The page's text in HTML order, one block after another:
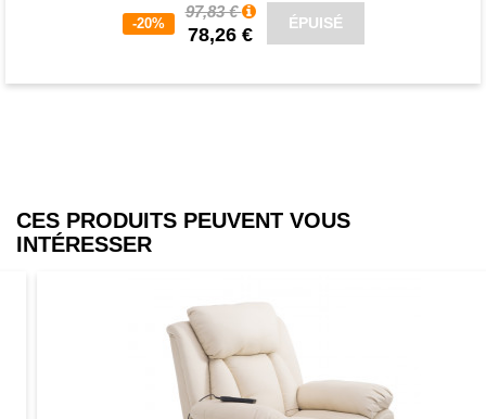
-20%
97,83 €
78,26 €
ÉPUISÉ
CES PRODUITS PEUVENT VOUS
INTÉRESSER